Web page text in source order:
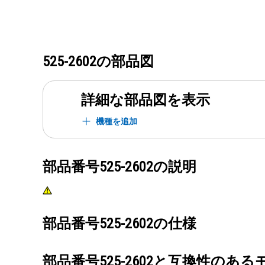
525-2602の部品図
詳細な部品図を表示
機種を追加
部品番号525-2602の説明
部品番号525-2602の仕様
部品番号525-2602と互換性のある